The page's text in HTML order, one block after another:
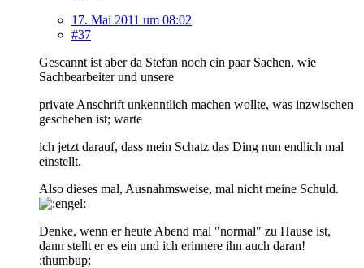
17. Mai 2011 um 08:02
#37
Gescannt ist aber da Stefan noch ein paar Sachen, wie
Sachbearbeiter und unsere
private Anschrift unkenntlich machen wollte, was inzwischen
geschehen ist; warte
ich jetzt darauf, dass mein Schatz das Ding nun endlich mal
einstellt.
Also dieses mal, Ausnahmsweise, mal nicht meine Schuld.
Denke, wenn er heute Abend mal "normal" zu Hause ist,
dann stellt er es ein und ich erinnere ihn auch daran!
:thumbup: